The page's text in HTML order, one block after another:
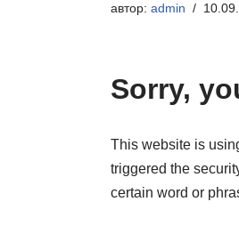
автор: admin
Sorry,
This website is
triggered the
certain word or